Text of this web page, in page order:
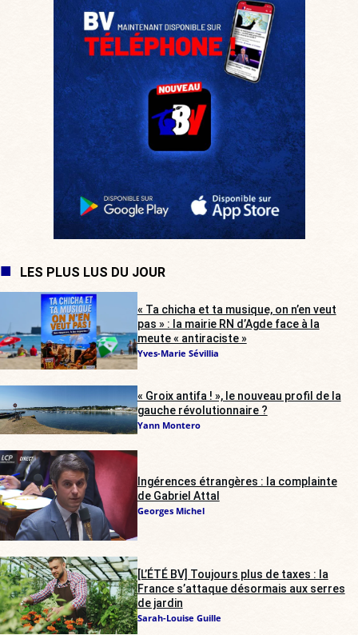
LES PLUS LUS DU JOUR
« Ta chicha et ta musique, on n’en veut
pas » : la mairie RN d’Agde face à la
meute « antiraciste »
Yves-Marie Sévillia
« Groix antifa ! », le nouveau profil de la
gauche révolutionnaire ?
Yann Montero
Ingérences étrangères : la complainte
de Gabriel Attal
Georges Michel
[L’ÉTÉ BV] Toujours plus de taxes : la
France s’attaque désormais aux serres
de jardin
Sarah-Louise Guille